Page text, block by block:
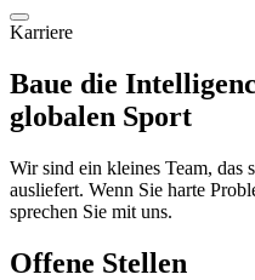
Karriere
Baue die
globalen Sport
Wir sind ein kleines Team,
ausliefert. Wenn Sie harte
sprechen Sie mit uns.
Offene Stellen